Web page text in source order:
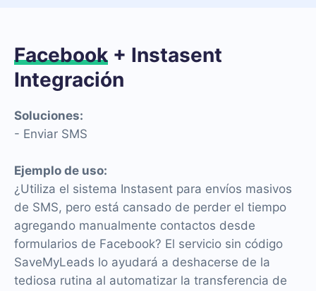
Facebook + Instasent
Integración
Soluciones:
- Enviar SMS
Ejemplo de uso:
¿Utiliza el sistema Instasent para envíos masivos
de SMS, pero está cansado de perder el tiempo
agregando manualmente contactos desde
formularios de Facebook? El servicio sin código
SaveMyLeads lo ayudará a deshacerse de la
tediosa rutina al automatizar la transferencia de